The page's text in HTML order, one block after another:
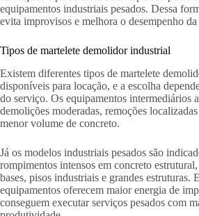
equipamentos industriais pesados. Dessa
evita improvisos e melhora o desempenho da
Tipos de martelete demolidor industrial
Existem diferentes tipos de martelete
disponíveis para locação, e a escolha
do serviço. Os equipamentos intermediários
demolições moderadas, remoções
menor volume de concreto.
Já os modelos industriais pesados são
rompimentos intensos em concreto
bases, pisos industriais e grandes estruturas.
equipamentos oferecem maior energia de
conseguem executar serviços pesados com